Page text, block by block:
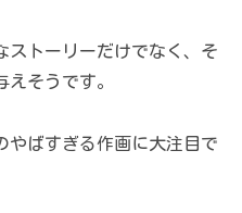
ストーリーだけでなく、そ
そうです。
やばすぎる作画に大注目で